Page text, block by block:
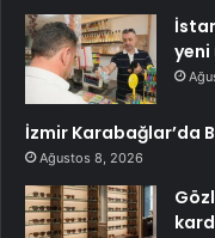
yeni
İzmir Karabağlar’da
Ağustos 8, 2026